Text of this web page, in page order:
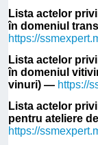
Lista actelor
în domeniul
https://
Lista actelor
în domeniul
vinuri) — https://
Lista actelor
pentru ateliere
https://